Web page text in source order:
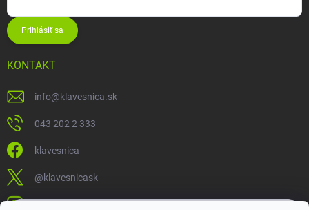
Prihlásiť sa
KONTAKT
info@klavesnica.sk
043 202 2 333
klavesnica
@klavesnicask
klavesnica_sk